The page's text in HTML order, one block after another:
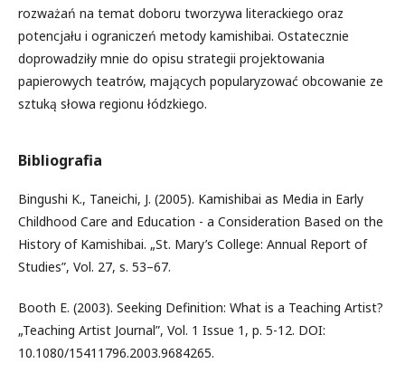
rozważań na temat doboru tworzywa literackiego oraz
potencjału i ograniczeń metody kamishibai. Ostatecznie
doprowadziły mnie do opisu strategii projektowania
papierowych teatrów, mających popularyzować obcowanie ze
sztuką słowa regionu łódzkiego.
Bibliografia
Bingushi K., Taneichi, J. (2005). Kamishibai as Media in Early
Childhood Care and Education - a Consideration Based on the
History of Kamishibai. „St. Mary’s College: Annual Report of
Studies”, Vol. 27, s. 53–67.
Booth E. (2003). Seeking Definition: What is a Teaching Artist?
„Teaching Artist Journal”, Vol. 1 Issue 1, p. 5-12. DOI:
10.1080/15411796.2003.9684265.